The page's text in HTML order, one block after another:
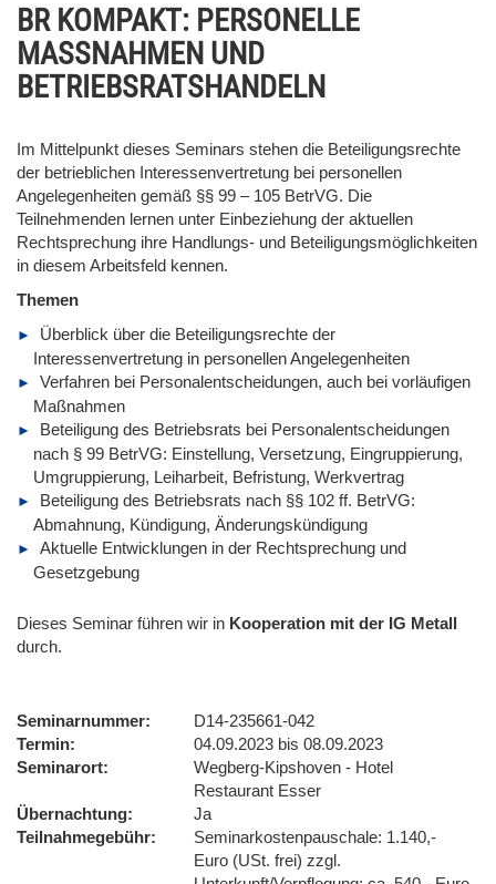
BR KOMPAKT: PERSONELLE
MASSNAHMEN UND
BETRIEBSRATSHANDELN
Im Mittelpunkt dieses Seminars stehen die Beteiligungsrechte
der betrieblichen Interessenvertretung bei personellen
Angelegenheiten gemäß §§ 99 – 105 BetrVG. Die
Teilnehmenden lernen unter Einbeziehung der aktuellen
Rechtsprechung ihre Handlungs- und Beteiligungsmöglichkeiten
in diesem Arbeitsfeld kennen.
Themen
Überblick über die Beteiligungsrechte der
Interessenvertretung in personellen Angelegenheiten
Verfahren bei Personalentscheidungen, auch bei vorläufigen
Maßnahmen
Beteiligung des Betriebsrats bei Personalentscheidungen
nach § 99 BetrVG: Einstellung, Versetzung, Eingruppierung,
Umgruppierung, Leiharbeit, Befristung, Werkvertrag
Beteiligung des Betriebsrats nach §§ 102 ff. BetrVG:
Abmahnung, Kündigung, Änderungskündigung
Aktuelle Entwicklungen in der Rechtsprechung und
Gesetzgebung
Dieses Seminar führen wir in Kooperation mit der IG Metall
durch.
Seminarnummer
D14-235661-042
Termin
04.09.2023 bis 08.09.2023
Seminarort
Wegberg-Kipshoven - Hotel
Restaurant Esser
Übernachtung
Ja
Teilnahmegebühr
Seminarkostenpauschale: 1.140,-
Euro (USt. frei) zzgl.